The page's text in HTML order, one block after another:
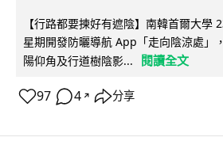
【行路都要揀好有遮陰】南韓首爾大學
星期開發防曬導航 App「走向陰涼處」
陽仰角及行道樹陰影...
閱讀全文
97 4 ↗ 分享